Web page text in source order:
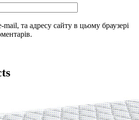
mail, та адресу сайту в цьому браузері